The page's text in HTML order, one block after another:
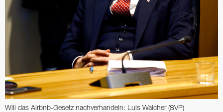
Will das Airbnb-Gesetz nachverhandeln: Luis Walcher (SVP)